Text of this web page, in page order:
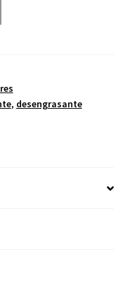
, desengrasante